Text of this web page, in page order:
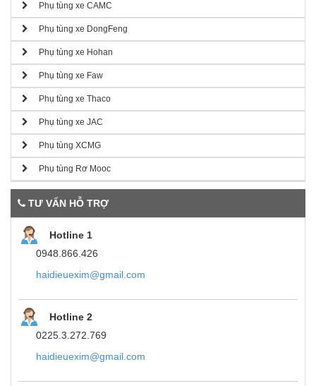
Phụ tùng xe CAMC
Phụ tùng xe DongFeng
Phụ tùng xe Hohan
Phụ tùng xe Faw
Phụ tùng xe Thaco
Phụ tùng xe JAC
Phụ tùng XCMG
Phụ tùng Rơ Mooc
TƯ VẤN HỖ TRỢ
Hotline 1
0948.866.426
haidieuexim@gmail.com
Hotline 2
0225.3.272.769
haidieuexim@gmail.com